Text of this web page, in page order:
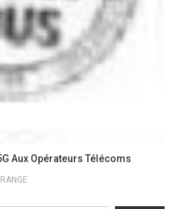
Aux Opérateurs Télécoms